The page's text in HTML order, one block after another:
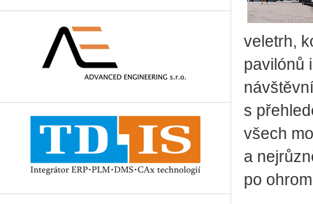
veletrh,
pavilónů
s
všech
a
po